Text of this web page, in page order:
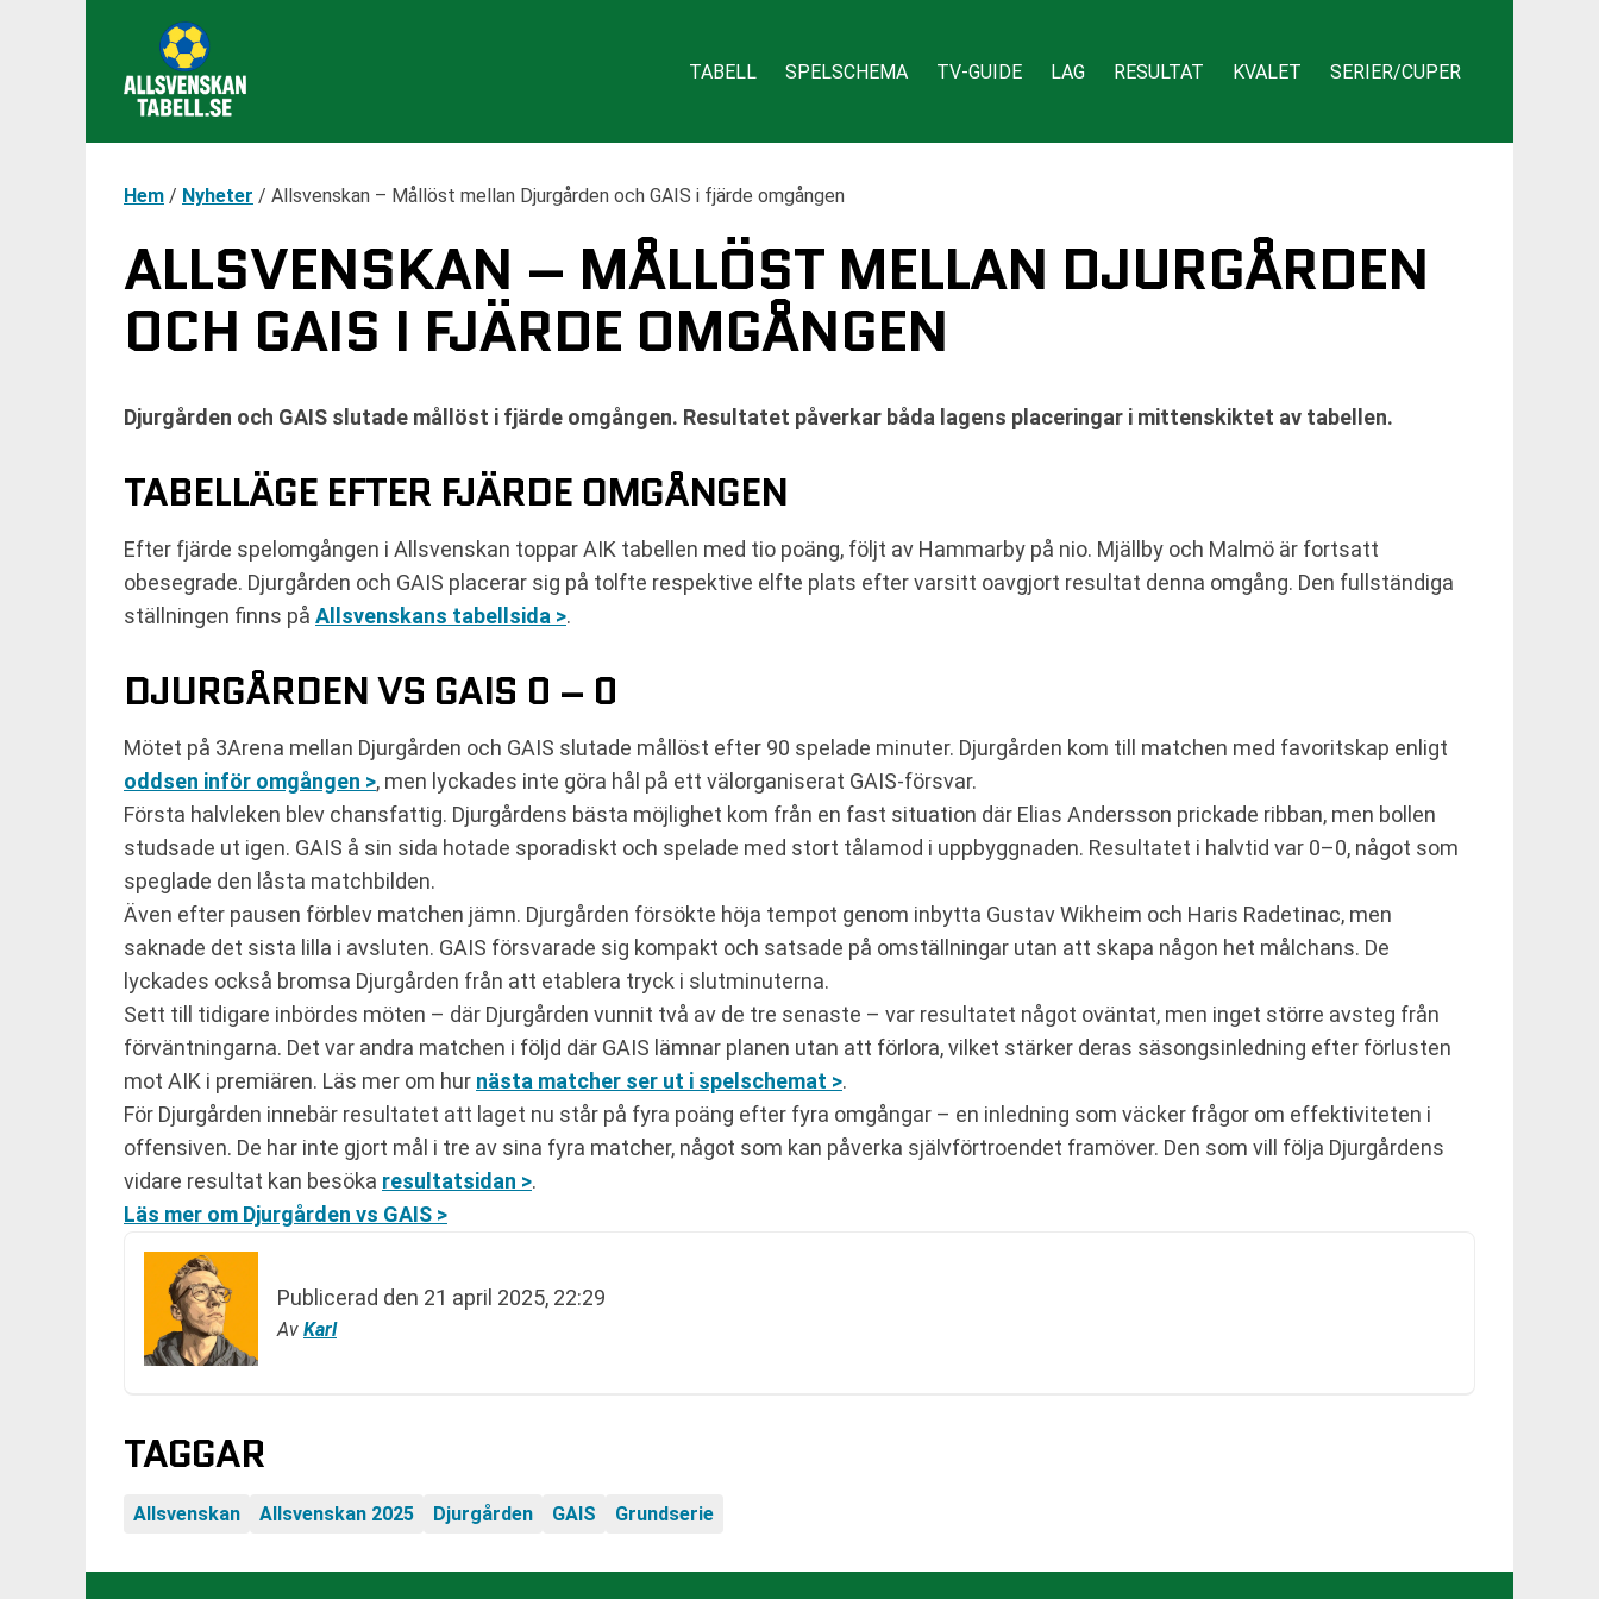
TABELL SPELSCHEMA TV-GUIDE LAG RESULTAT KVALET SERIER/CUPER
Hem / Nyheter / Allsvenskan – Mållöst mellan Djurgården och GAIS i fjärde omgången
ALLSVENSKAN – MÅLLÖST MELLAN DJURGÅRDEN
OCH GAIS I FJÄRDE OMGÅNGEN
Djurgården och GAIS slutade mållöst i fjärde omgången. Resultatet påverkar båda lagens placeringar i mittenskiktet av tabellen.
TABELLÄGE EFTER FJÄRDE OMGÅNGEN
Efter fjärde spelomgången i Allsvenskan toppar AIK tabellen med tio poäng, följt av Hammarby på nio. Mjällby och Malmö är fortsatt
obesegrade. Djurgården och GAIS placerar sig på tolfte respektive elfte plats efter varsitt oavgjort resultat denna omgång. Den fullständiga
ställningen finns på Allsvenskans tabellsida >.
DJURGÅRDEN VS GAIS 0 – 0
Mötet på 3Arena mellan Djurgården och GAIS slutade mållöst efter 90 spelade minuter. Djurgården kom till matchen med favoritskap enligt
oddsen inför omgången >, men lyckades inte göra hål på ett välorganiserat GAIS-försvar.
Första halvleken blev chansfattig. Djurgårdens bästa möjlighet kom från en fast situation där Elias Andersson prickade ribban, men bollen
studsade ut igen. GAIS å sin sida hotade sporadiskt och spelade med stort tålamod i uppbyggnaden. Resultatet i halvtid var 0–0, något som
speglade den låsta matchbilden.
Även efter pausen förblev matchen jämn. Djurgården försökte höja tempot genom inbytta Gustav Wikheim och Haris Radetinac, men
saknade det sista lilla i avsluten. GAIS försvarade sig kompakt och satsade på omställningar utan att skapa någon het målchans. De
lyckades också bromsa Djurgården från att etablera tryck i slutminuterna.
Sett till tidigare inbördes möten – där Djurgården vunnit två av de tre senaste – var resultatet något oväntat, men inget större avsteg från
förväntningarna. Det var andra matchen i följd där GAIS lämnar planen utan att förlora, vilket stärker deras säsongsinledning efter förlusten
mot AIK i premiären. Läs mer om hur nästa matcher ser ut i spelschemat >.
För Djurgården innebär resultatet att laget nu står på fyra poäng efter fyra omgångar – en inledning som väcker frågor om effektiviteten i
offensiven. De har inte gjort mål i tre av sina fyra matcher, något som kan påverka självförtroendet framöver. Den som vill följa Djurgårdens
vidare resultat kan besöka resultatsidan >.
Läs mer om Djurgården vs GAIS >
Publicerad den 21 april 2025, 22:29
Av Karl
TAGGAR
Allsvenskan Allsvenskan 2025 Djurgården GAIS Grundserie